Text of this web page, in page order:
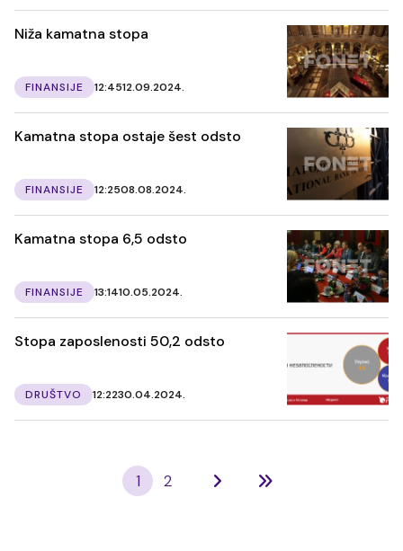
Niža kamatna stopa
FINANSIJE 12:4512.09.2024.
Kamatna stopa ostaje šest odsto
FINANSIJE 12:2508.08.2024.
Kamatna stopa 6,5 odsto
FINANSIJE 13:1410.05.2024.
Stopa zaposlenosti 50,2 odsto
DRUŠTVO 12:2230.04.2024.
1 2